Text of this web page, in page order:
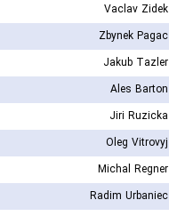
Vaclav Zidek
Zbynek Pagac
Jakub Tazler
Ales Barton
Jiri Ruzicka
Oleg Vitrovyj
Michal Regner
Radim Urbaniec